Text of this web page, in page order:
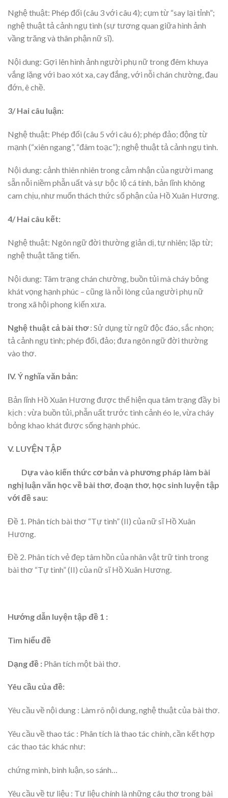
Nghệ thuật: Phép đối (câu 3 với câu 4); cụm từ “say lại tỉnh”;
nghệ thuật tả cảnh ngụ tình (sự tương quan giữa hình ảnh
vầng trăng và thân phận nữ sĩ).
Nội dung: Gợi lên hình ảnh người phụ nữ trong đêm khuya
vắng lặng với bao xót xa, cay đắng, với nỗi chán chường, đau
đớn, ê chề.
3/ Hai câu luận:
Nghệ thuật: Phép đối (câu 5 với câu 6); phép đảo; động từ
mạnh (“xiên ngang”, “đâm toạc”); nghệ thuật tả cảnh ngụ tình.
Nội dung: cảnh thiên nhiên trong cảm nhận của người mang
sẵn nỗi niềm phẫn uất và sự bộc lộ cá tính, bản lĩnh không
cam chịu, như muốn thách thức số phận của Hồ Xuân Hương.
4/ Hai câu kết:
Nghệ thuật: Ngôn ngữ đời thường giản dị, tự nhiên; lặp từ;
nghệ thuật tăng tiến.
Nội dung: Tâm trạng chán chường, buồn tủi mà cháy bỏng
khát vọng hạnh phúc – cũng là nỗi lòng của người phụ nữ
trong xã hội phong kiến xưa.
Nghệ thuật cả bài thơ: Sử dụng từ ngữ độc đáo, sắc nhọn;
tả cảnh ngụ tình; phép đối, đảo; đưa ngôn ngữ đời thường
vào thơ.
IV. Ý nghĩa văn bản:
Bản lĩnh Hồ Xuân Hương được thể hiện qua tâm trạng đầy bi
kịch : vừa buồn tủi, phẫn uất trước tình cảnh éo le, vừa cháy
bỏng khao khát được sống hạnh phúc.
V. LUYỆN TẬP
Dựa vào kiến thức cơ bản và phương pháp làm bài
nghị luận văn học về bài thơ, đoạn thơ, học sinh luyện tập
với đề sau:
Đề 1. Phân tích bài thơ “Tự tình” (II) của nữ sĩ Hồ Xuân
Hương.
Đề 2. Phân tích vẻ đẹp tâm hồn của nhân vật trữ tình trong
bài thơ “Tự tình” (II) của nữ sĩ Hồ Xuân Hương.
Hướng dẫn luyện tập đề 1 :
Tìm hiểu đề
Dạng đề : Phân tích một bài thơ.
Yêu cầu của đề:
Yêu cầu về nội dung : Làm rõ nội dung, nghệ thuật của bài thơ.
Yêu cầu về thao tác : Phân tích là thao tác chính, cần kết hợp
các thao tác khác như:
chứng minh, bình luận, so sánh…
Yêu cầu về tư liệu : Tư liệu chính là những câu thơ trong bài